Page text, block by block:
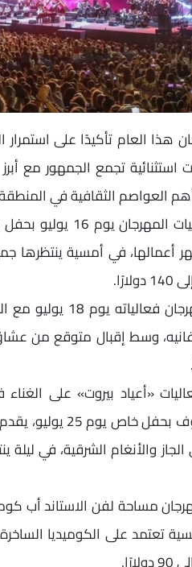
هذا العام تأكيدًا على
استثنائية تجمع الجمهور مع
العواصم الثقافية في
وتنطلق فعاليات
ويواصل
«أعياد بيروت» على
إبراهيم